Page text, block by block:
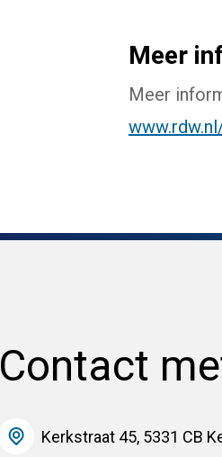
Meer
Meer
Contact
Kerkstraat 45, 5331 CB